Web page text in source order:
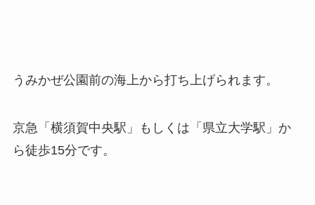
うみかぜ公園前の海上から打ち上げられます。
京急「横須賀中央駅」もしくは「県立大学駅」か
ら徒歩15分です。